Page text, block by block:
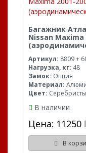
Багажник
Nissan
Артикул: 8809 +
Нагрузка, кг: 48
Замок: Опция
Материал:
Цвет:
В наличии
Цена: 11250
В